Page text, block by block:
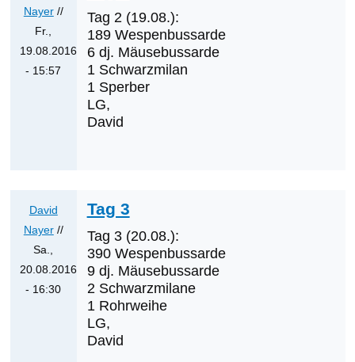
Nayer//
Fr.,
19.08.2016
- 15:57
Erstnachweise
sein?
von
Klaus
Cerjak
Tag 2 (19.08.):
189 Wespenbussarde
6 dj. Mäusebussarde
1 Schwarzmilan
1 Sperber
LG,
David
David
Nayer//
Sa.,
20.08.2016
- 16:30
Tag 3
Tag 3 (20.08.):
390 Wespenbussarde
9 dj. Mäusebussarde
2 Schwarzmilane
1 Rohrweihe
LG,
David